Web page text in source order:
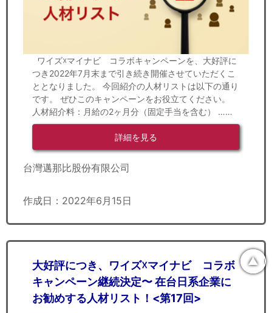
ワイズ☓マイナビ コラボキャンペーンを、大好評に
つき2022年7月末まで引き続き開催させていただくこ
ととなりました。 今回紹介の人材リストは以下の通り
です。 ぜひこのキャンペーンをお役立てください。
人材紹介料：月給の2ヶ月分（固定手当を含む） ……
詳細を見る
台灣邁那比股份有限公司
作成日：2022年6月15日
大好評につき、ワイズ☓マイナビ コラボ
キャンペーン継続決定〜 在台日系企業に
お勧めする人材リスト！<第17回>
▲